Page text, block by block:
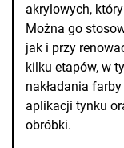
akrylowych,
Można go
jak i przy
kilku etapów, w
nakładania
aplikacji tynku
obróbki.